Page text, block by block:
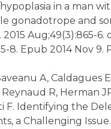
in a man
gonadotrope and
Aug;49(3):865-6.
8. Epub 2014 Nov 9.
A, Caldagues
R, Herman
F. Identifying the
a Challenging